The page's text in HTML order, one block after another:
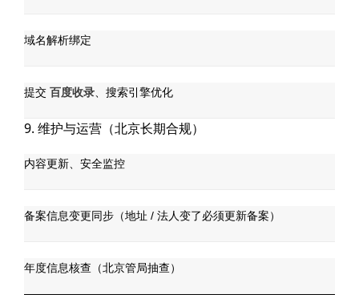
域名解析绑定
提交 百度收录 、搜索引擎优化
9. 维护与运营（北京长期合规）
内容更新、安全监控
备案信息变更同步（地址 / 法人变了必须更新备案）
年度信息核查（北京管局抽查）